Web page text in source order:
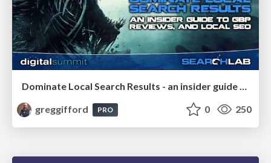
Dominate Local Search Results - an insider guide to GBP, reviews, and Local SEO
greggifford
PRO 0 250